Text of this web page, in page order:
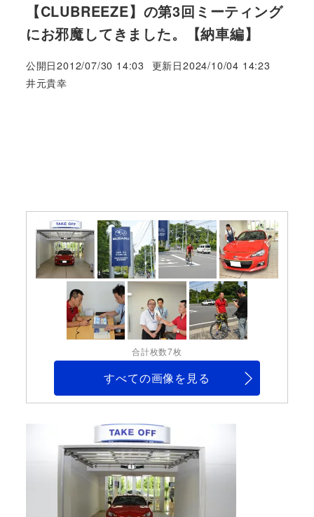
【CLUBREEZE】の第3回ミーティング
にお邪魔してきました。【納車編】
公開日2012/07/30 14:03 更新日2024/10/04 14:23
著
井元貴幸
合計枚数7枚
すべての画像を見る